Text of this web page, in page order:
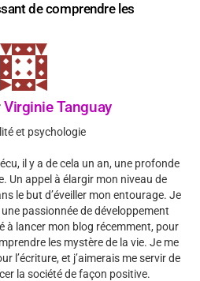
de comprendre les
Virginie Tanguay
et psychologie
il y a de cela un an, une profonde
Un appel à élargir mon niveau de
le but d’éveiller mon entourage. Je
passionnée de développement
à lancer mon blog récemment, pour
les mystère de la vie. Je me
l’écriture, et j’aimerais me servir de
la société de façon positive.